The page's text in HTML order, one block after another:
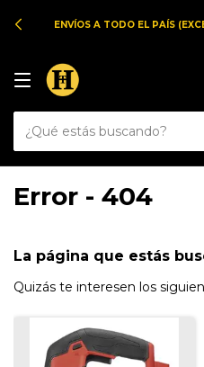
ENVÍOS A TODO EL PAÍS
Error - 404
La página que estás
Quizás te interesen los